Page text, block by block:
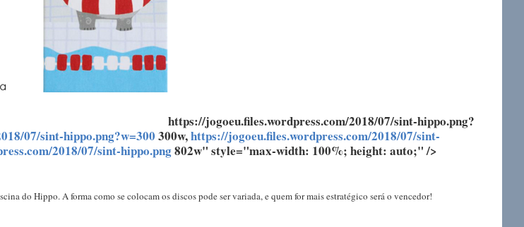
https://jogoeu.files.wordpress.com/2018/07/sint-hippo.png?
07/sint-hippo.png?w=300300w,https://jogoeu.files.wordpress.com/2018/07/sint-
2018/07/sint-hippo.png802w" style="max-width: 100%; height: auto;" />
do Hippo. A forma como se colocam os discos pode ser variada, e quem for mais estratégico será o vencedor!